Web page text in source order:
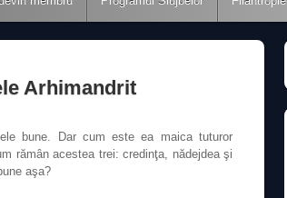
Arhimandrit
bune. Dar cum este ea maica tuturor
rămân acestea trei: credinţa, nădejdea şi
aşa?